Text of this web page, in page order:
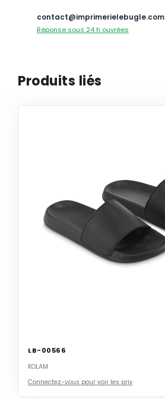
contact@imprimerielebugle.com
Réponse sous 24 h ouvrées
Produits liés
LB-00566
KOLAM
Connectez-vous pour voir les prix